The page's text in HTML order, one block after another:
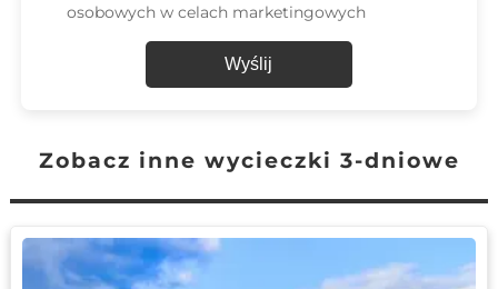
osobowych w celach marketingowych
Wyślij
Zobacz inne wycieczki 3-dniowe